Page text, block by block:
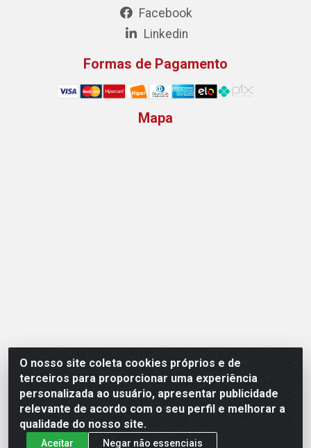
O nosso site coleta cookies próprios e de
terceiros para proporcionar uma experiência
personalizada ao usuário, apresentar publicidade
relevante de acordo com o seu perfil e melhorar a
qualidade do nosso site.
Aceitar Negar não essenciais
Facebook
Linkedin
Formas de Pagamento
Mapa
Opção Atacadista - Setor De Industria Qi 21 Lt 23 A 41,
SN - Setor Industrial (Ceilândia), Brasília/DF - CEP
72265-210 - CNPJ 17.244.285/0001-09